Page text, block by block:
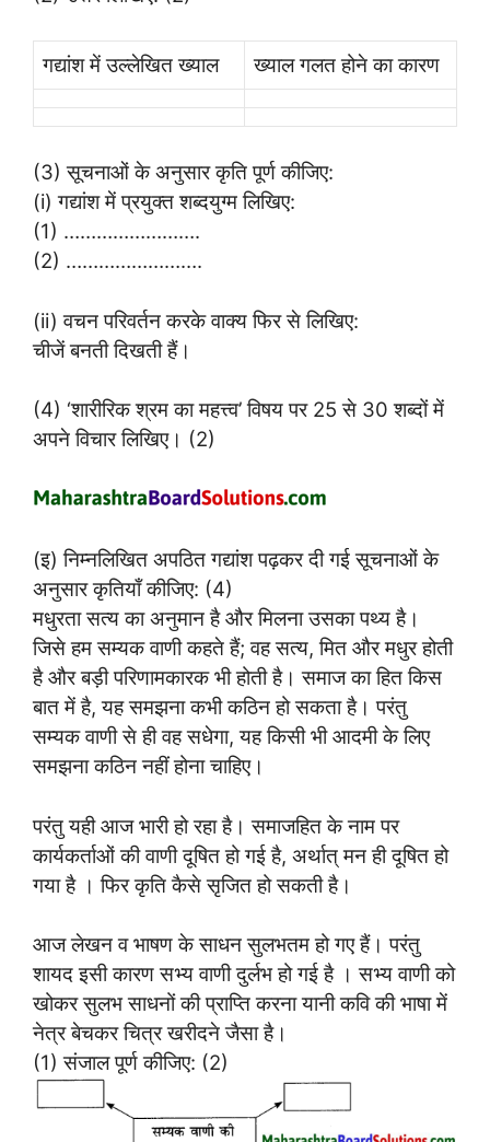
गद्यांश में उल्लेखित ख्याल ख्याल गलत होने का कारण
(3) सूचनाओं के अनुसार कृति पूर्ण कीजिए:
(i) गद्यांश में प्रयुक्त शब्दयुग्म लिखिए:
(1) …………………….
(2) …………………….
(ii) वचन परिवर्तन करके वाक्य फिर से लिखिए:
चीजें बनती दिखती हैं।
(4) ‘शारीरिक श्रम का महत्त्व’ विषय पर 25 से 30 शब्दों में
अपने विचार लिखिए। (2)
(इ) निम्नलिखित अपठित गद्यांश पढ़कर दी गई सूचनाओं के
अनुसार कृतियाँ कीजिए: (4)
मधुरता सत्य का अनुमान है और मिलना उसका पथ्य है।
जिसे हम सम्यक वाणी कहते हैं; वह सत्य, मित और मधुर होती
है और बड़ी परिणामकारक भी होती है। समाज का हित किस
बात में है, यह समझना कभी कठिन हो सकता है। परंतु
सम्यक वाणी से ही वह सधेगा, यह किसी भी आदमी के लिए
समझना कठिन नहीं होना चाहिए।
परंतु यही आज भारी हो रहा है। समाजहित के नाम पर
कार्यकर्ताओं की वाणी दूषित हो गई है, अर्थात् मन ही दूषित हो
गया है । फिर कृति कैसे सृजित हो सकती है।
आज लेखन व भाषण के साधन सुलभतम हो गए हैं। परंतु
शायद इसी कारण सभ्य वाणी दुर्लभ हो गई है । सभ्य वाणी को
खोकर सुलभ साधनों की प्राप्ति करना यानी कवि की भाषा में
नेत्र बेचकर चित्र खरीदने जैसा है।
(1) संजाल पूर्ण कीजिए: (2)